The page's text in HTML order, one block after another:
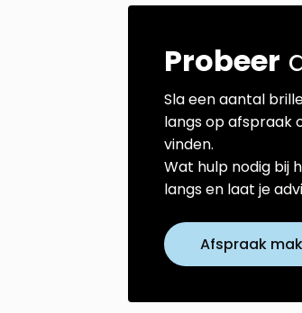
Probeer
Sla een aantal
langs op afspraak
vinden.
Wat hulp nodig bij
langs en laat je
Afspraak